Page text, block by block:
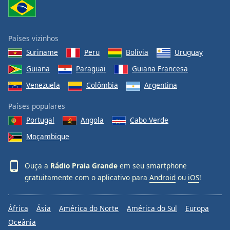
Países vizinhos
Suriname
Peru Bolívia
Uruguay
Guiana
Paraguai
Guiana Francesa
Venezuela
Colômbia Argentina
Países populares
Portugal
Angola
Cabo Verde
Moçambique
Ouça a Rádio Praia Grande em seu smartphone
gratuitamente com o aplicativo para Android ou iOS!
África Ásia América do Norte América do Sul
Europa
Oceânia